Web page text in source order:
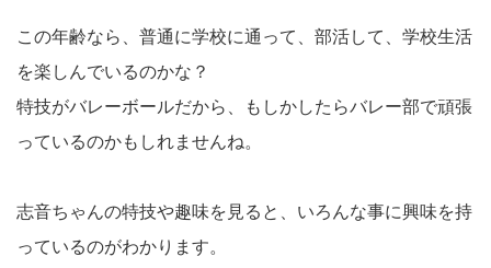
この年齢なら、普通に学校に通って、部活して、学校生活
を楽しんでいるのかな？
特技がバレーボールだから、もしかしたらバレー部で頑張
っているのかもしれませんね。
志音ちゃんの特技や趣味を見ると、いろんな事に興味を持
っているのがわかります。